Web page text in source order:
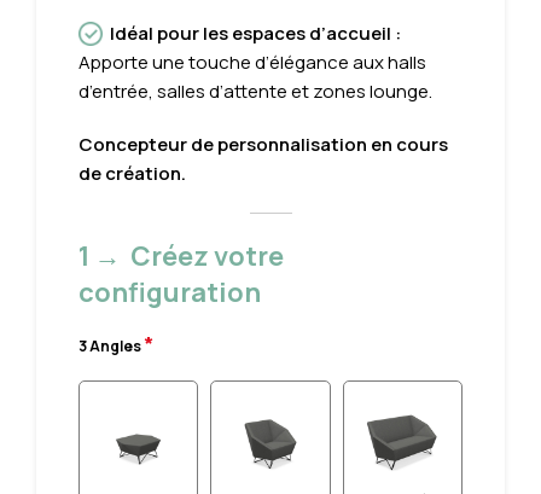
Idéal pour les espaces d’accueil :
Apporte une touche d’élégance aux halls
d’entrée, salles d’attente et zones lounge.
Concepteur de personnalisation en cours
de création.
1 → Créez votre
configuration
3 Angles*